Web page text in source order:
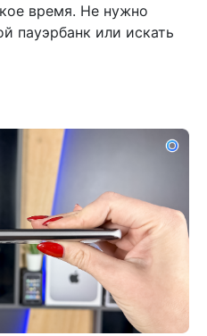
время. Не нужно
пауэрбанк или искать